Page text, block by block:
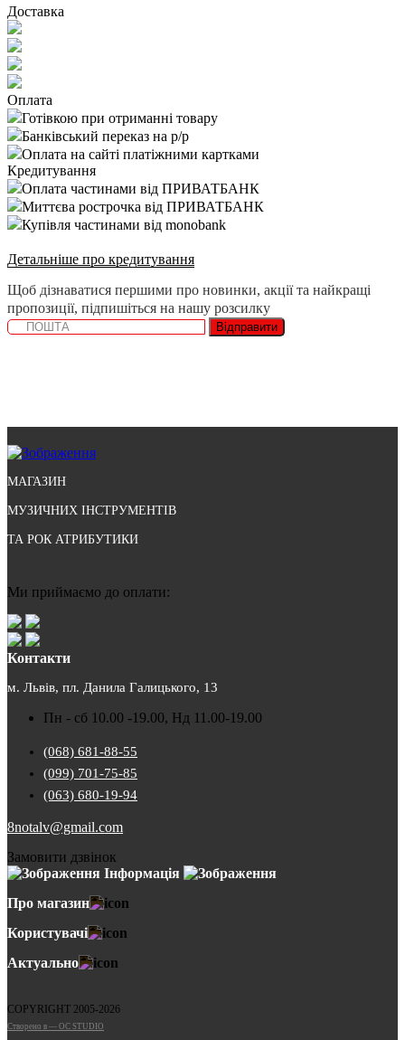
Доставка
Оплата
Готівкою при отриманні товару
Банківський переказ на р/р
Оплата на сайті платіжними картками
Кредитування
Оплата частинами від ПРИВАТБАНК
Миттєва рострочка від ПРИВАТБАНК
Купівля частинами від monobank
Детальніше про кредитування
Щоб дізнаватися першими про новинки, акції та найкращі
пропозиції, підпишіться на нашу розсилку
Відправити
МАГАЗИН
МУЗИЧНИХ ІНСТРУМЕНТІВ
ТА РОК АТРИБУТИКИ
Ми приймаємо до оплати:
Контакти
м. Львів, пл. Данила Галицького, 13
Пн - сб 10.00 -19.00, Нд 11.00-19.00
(068) 681-88-55
(099) 701-75-85
(063) 680-19-94
8notalv@gmail.com
Замовити дзвінок
Інформація
Про магазин
Користувачі
Актуально
COPYRIGHT 2005-2026
Cтворено в — OC STUDIO